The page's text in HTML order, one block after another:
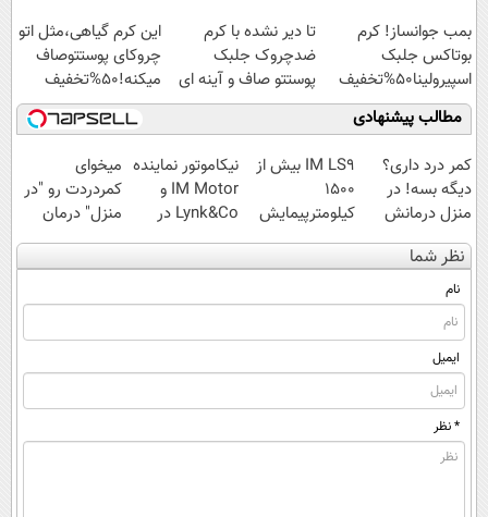
ویژه
بمب جوانساز! کرم
بوتاکس جلبک
اسپیرولینا50%تخفیف
تا دیر نشده با کرم
ضدچروک جلبک
پوستتو صاف و آینه ای
کن!
این کرم گیاهی،مثل اتو
چروکای پوستتوصاف
میکنه!50%تخفیف
مطالب پیشنهادی
کمر درد داری؟
دیگه بسه! در
منزل درمانش
کن
(◀پرسش‌نامه)
IM LS9 بیش از
1500
کیلومترپیمایش
با یکبار شارژ
نیکاموتور نماینده
IM Motor و
Lynk&Co در
ایران
میخوای
کمردردت رو "در
منزل" درمان
کنی؟ (◂فیلم +
◂پرسش‌نامه)
نظر شما
نام
ایمیل
* نظر